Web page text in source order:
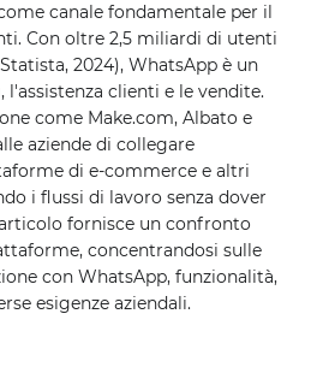
canale fondamentale per il
Con oltre 2,5 miliardi di utenti
2024), WhatsApp è un
clienti e le vendite.
come Make.com, Albato e
aziende di collegare
di e-commerce e altri
i flussi di lavoro senza dover
fornisce un confronto
concentrandosi sulle
con WhatsApp, funzionalità,
esigenze aziendali.